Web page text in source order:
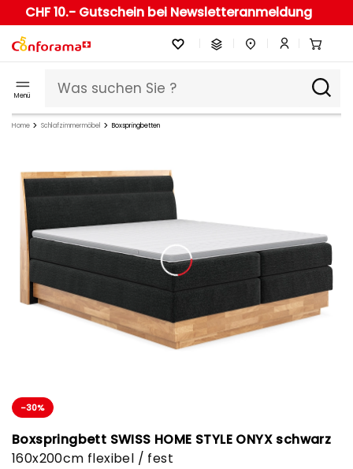
CHF 10.- Gutschein bei Newsletteranmeldung
Menü
Home Schlafzimmermöbel Boxspringbetten
-30%
Boxspringbett SWISS HOME STYLE ONYX schwarz
160x200cm flexibel / fest